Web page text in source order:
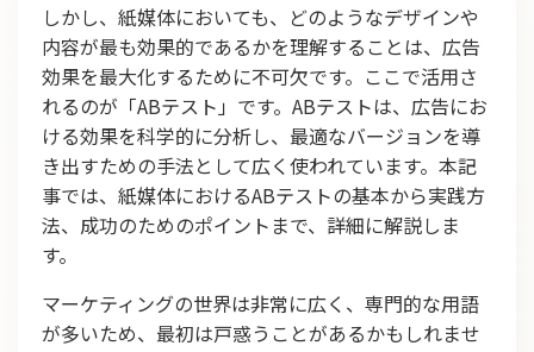
しかし、紙媒体においても、どのようなデザインや
内容が最も効果的であるかを理解することは、広告
効果を最大化するために不可欠です。ここで活用さ
れるのが「ABテスト」です。ABテストは、広告にお
ける効果を科学的に分析し、最適なバージョンを導
き出すための手法として広く使われています。本記
事では、紙媒体におけるABテストの基本から実践方
法、成功のためのポイントまで、詳細に解説しま
す。
マーケティングの世界は非常に広く、専門的な用語
が多いため、最初は戸惑うことがあるかもしれませ